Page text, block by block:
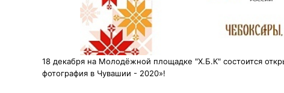
18 декабря на Молодёжной площадке "Х.Б.К" состоится
фотография в Чувашии - 2020»!